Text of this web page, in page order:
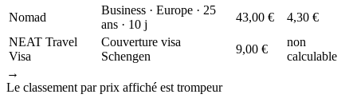
Nomad
Business · Europe · 25
ans · 10 j
43,00 €
4,30 €
NEAT Travel
Visa
Couverture visa
Schengen
9,00 €
non
calculable
→
Le classement par prix affiché est trompeur